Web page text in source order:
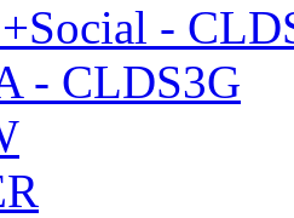
-
- CLDS3G